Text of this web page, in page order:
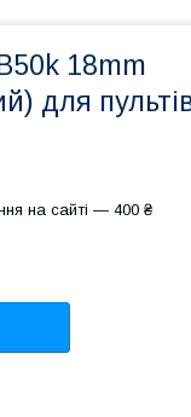
18mm
для
на сайті — 400 ₴